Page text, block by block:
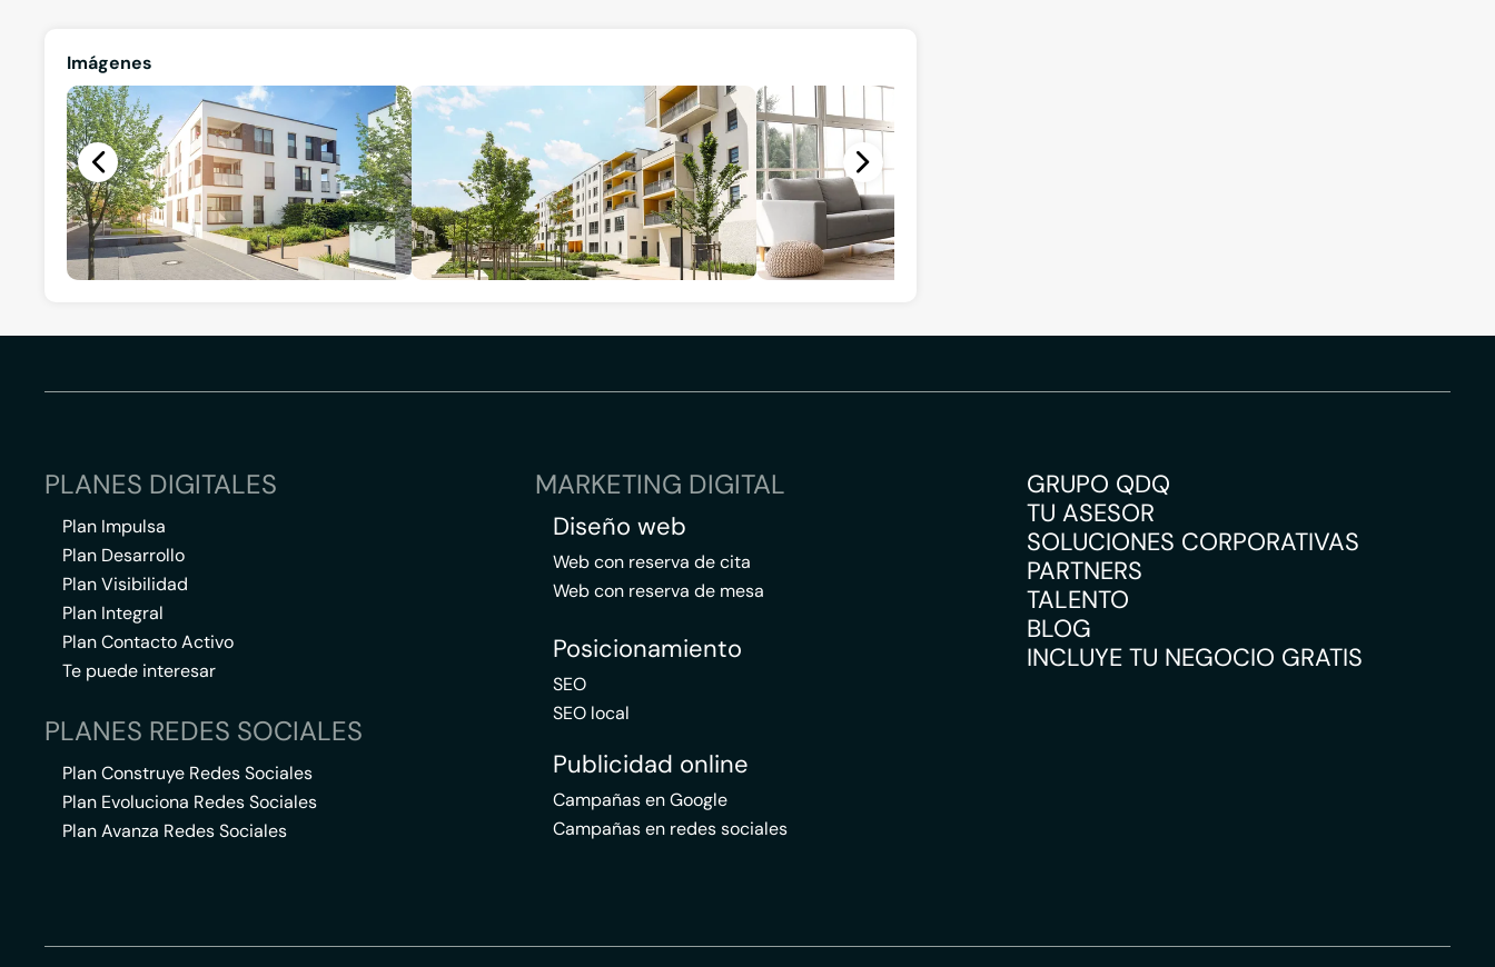
Imágenes
PLANES DIGITALES
Plan Impulsa
Plan Desarrollo
Plan Visibilidad
Plan Integral
Plan Contacto Activo
Te puede interesar
PLANES REDES SOCIALES
Plan Construye Redes Sociales
Plan Evoluciona Redes Sociales
Plan Avanza Redes Sociales
MARKETING DIGITAL
Diseño web
Web con reserva de cita
Web con reserva de mesa
Posicionamiento
SEO
SEO local
Publicidad online
Campañas en Google
Campañas en redes sociales
GRUPO QDQ
TU ASESOR
SOLUCIONES CORPORATIVAS
PARTNERS
TALENTO
BLOG
INCLUYE TU NEGOCIO GRATIS